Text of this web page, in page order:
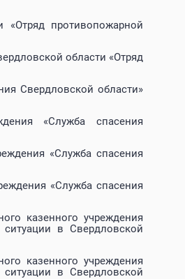
«Отряд противопожарной
области «Отряд
Свердловской области»
«Служба спасения
«Служба спасения
«Служба спасения
казенного учреждения
в Свердловской
казенного учреждения
в Свердловской